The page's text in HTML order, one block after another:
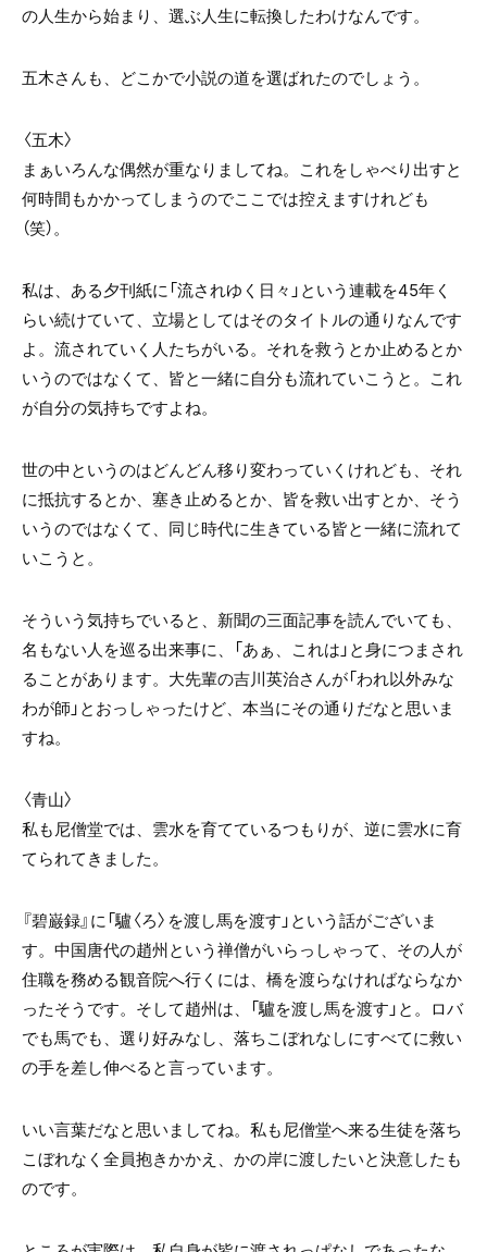
の人生から始まり、選ぶ人生に転換したわけなんです。
五木さんも、どこかで小説の道を選ばれたのでしょう。
〈五木〉
まぁいろんな偶然が重なりましてね。これをしゃべり出すと
何時間もかかってしまうのでここでは控えますけれども
（笑）。
私は、ある夕刊紙に「流されゆく日々」という連載を45年く
らい続けていて、立場としてはそのタイトルの通りなんです
よ。流されていく人たちがいる。それを救うとか止めるとか
いうのではなくて、皆と一緒に自分も流れていこうと。これ
が自分の気持ちですよね。
世の中というのはどんどん移り変わっていくけれども、それ
に抵抗するとか、塞き止めるとか、皆を救い出すとか、そう
いうのではなくて、同じ時代に生きている皆と一緒に流れて
いこうと。
そういう気持ちでいると、新聞の三面記事を読んでいても、
名もない人を巡る出来事に、「あぁ、これは」と身につまされ
ることがあります。大先輩の吉川英治さんが「われ以外みな
わが師」とおっしゃったけど、本当にその通りだなと思いま
すね。
〈青山〉
私も尼僧堂では、雲水を育てているつもりが、逆に雲水に育
てられてきました。
『碧巌録』に「驢〈ろ〉を渡し馬を渡す」という話がございま
す。中国唐代の趙州という禅僧がいらっしゃって、その人が
住職を務める観音院へ行くには、橋を渡らなければならなか
ったそうです。そして趙州は、「驢を渡し馬を渡す」と。ロバ
でも馬でも、選り好みなし、落ちこぼれなしにすべてに救い
の手を差し伸べると言っています。
いい言葉だなと思いましてね。私も尼僧堂へ来る生徒を落ち
こぼれなく全員抱きかかえ、かの岸に渡したいと決意したも
のです。